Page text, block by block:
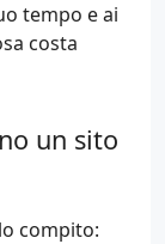
tempo e ai
costa
un sito
compito: